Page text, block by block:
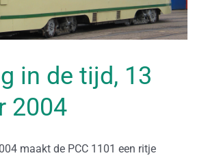
in de tijd, 13
2004
maakt de PCC 1101 een ritje